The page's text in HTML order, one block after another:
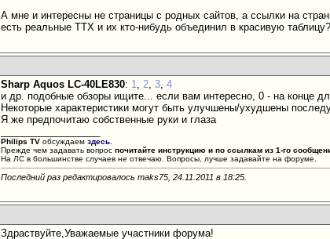
А мне и интересны не страницы с родных сайтов, а ссылки на
есть реальные ТТХ и их кто-нибудь объединил в красивую
Sharp Aquos LC-40LE830: 1,2,3,4
и др. подобные обзоры ищите... если вам интересно, 0 - на конце
Некоторые характеристики могут быть улучшены/ухудшены
Я же предпочитаю собственные руки и глаза
Philips TV обсуждаемздесь
Прежде чем задавать вопроспочитайте инструкцию и по ссылкам из 1-го
На ЛС в большинстве случаев не отвечаю. Вопросы, лучше задавайте на форуме.
Последний раз редактировалось maks75, 24.11.2011 в 18:25
Здраствуйте,Уважаемые участники форума!